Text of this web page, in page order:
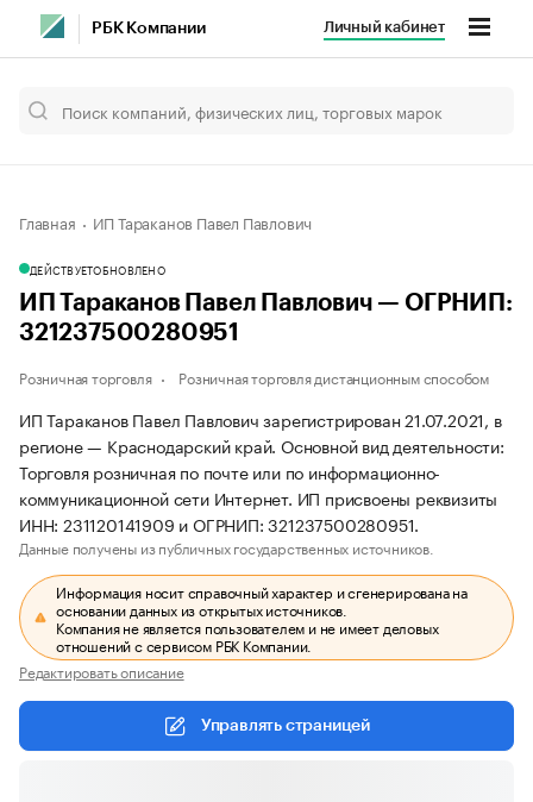
РБК Компании Личный кабинет
Главная ИП Тараканов Павел Павлович
ДЕЙСТВУЕТОБНОВЛЕНО
ИП Тараканов Павел Павлович — ОГРНИП:
321237500280951
Розничная торговля Розничная торговля дистанционным способом
ИП Тараканов Павел Павлович зарегистрирован 21.07.2021, в
регионе — Краснодарский край. Основной вид деятельности:
Торговля розничная по почте или по информационно-
коммуникационной сети Интернет. ИП присвоены реквизиты
ИНН: 231120141909 и ОГРНИП: 321237500280951.
Данные получены из публичных государственных источников.
Информация носит справочный характер и сгенерирована на
основании данных из открытых источников.
Компания не является пользователем и не имеет деловых
отношений с сервисом РБК Компании.
Редактировать описание
Управлять страницей